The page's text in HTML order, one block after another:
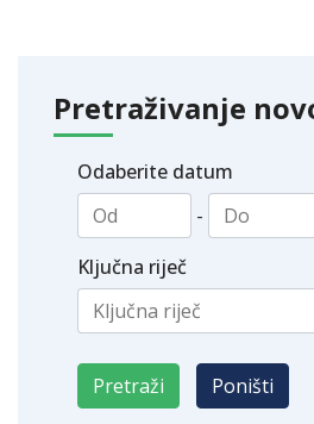
Pretraživanje
Odaberite datum
-
Ključna riječ